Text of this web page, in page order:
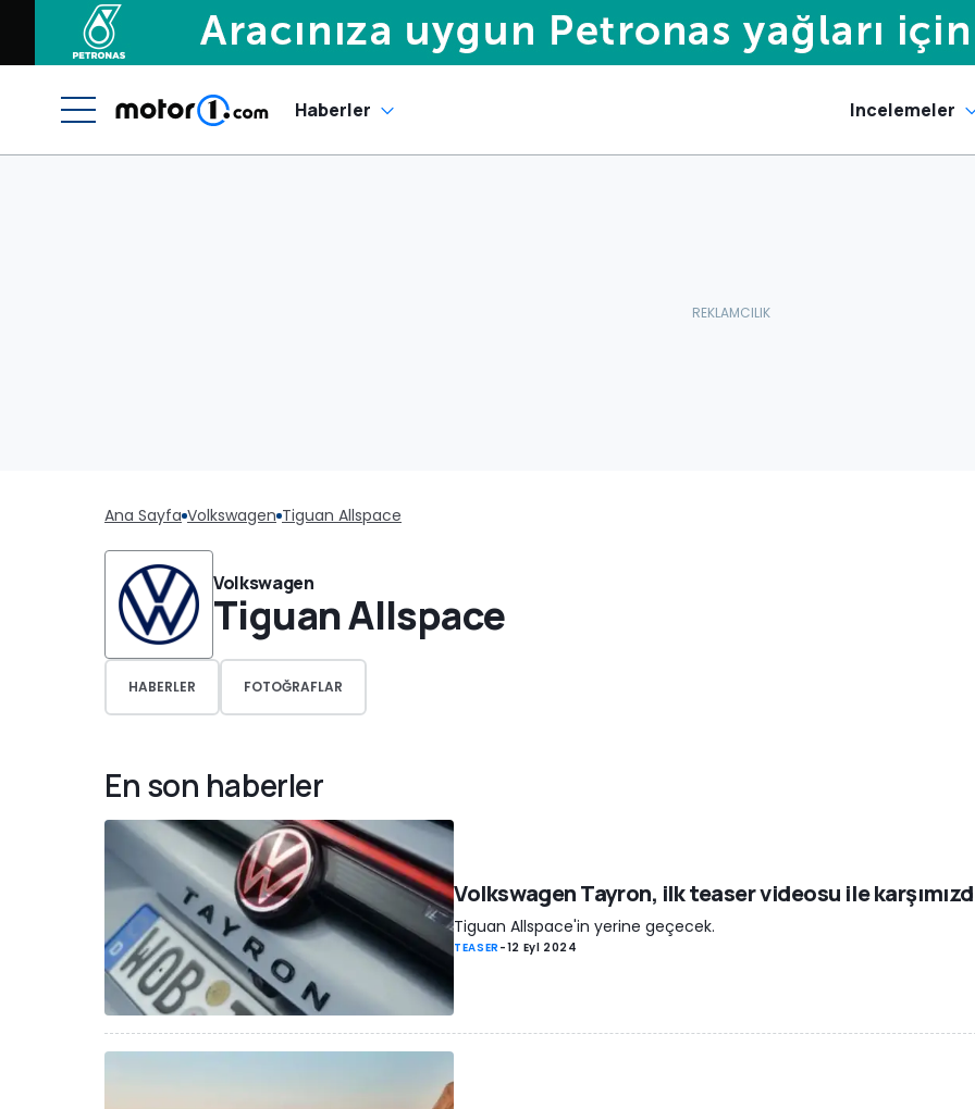
Haberler Incelemeler
Ana Sayfa Volkswagen Tiguan Allspace
Volkswagen
Tiguan Allspace
HABERLER FOTOĞRAFLAR
En son haberler
Volkswagen Tayron, ilk teaser videosu ile
Tiguan Allspace'in yerine geçecek.
TEASER -12 Eyl 2024